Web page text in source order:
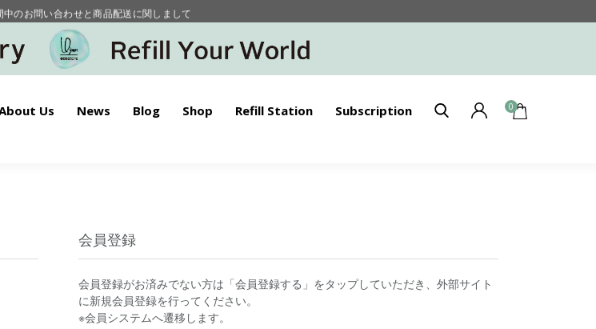
中のお問い合わせと商品配送に関しまして
トが貯まる！ “月のポイントアップデー”
Us News Blog Shop Refill Station Subscription 0
会員登録
会員登録がお済みでない方は「会員登録する」をタップしていただき、外部サイト
に新規会員登録を行ってください。
※会員システムへ遷移します。